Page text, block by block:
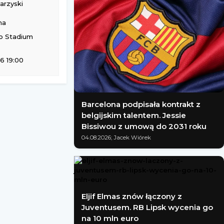
Stadium
19:00
Barcelona podpisała kontrakt z
belgijskim talentem. Jessie
Bissiwou z umową do 2031 roku
04.08.2026; Jacek Wiórek
Eljif Elmas znów łączony z
Juventusem. RB Lipsk wycenia go
na 10 mln euro